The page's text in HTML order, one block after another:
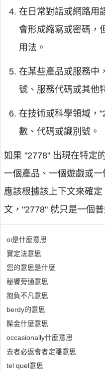
在日常對話或網路用
會形成縮寫或密碼，
用法。
在某些產品或服務中
號、服務代碼或其他
在技術或科學領域，
數、代碼或識別號。
如果 "2778" 出現在特定
一個產品、一個遊戲或
應該根據該上下文來確
文，"2778" 就只是一個普
oi是什麼意思
實定法意思
您的意思是什麼
秘響旁通意思
抱負不凡意思
berdy的意思
髹金什麼意思
occasionally什麼意思
去者必返會者定離意思
tel quel意思